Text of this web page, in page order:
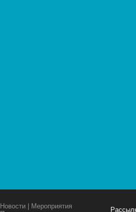
Новости | Мероприятия